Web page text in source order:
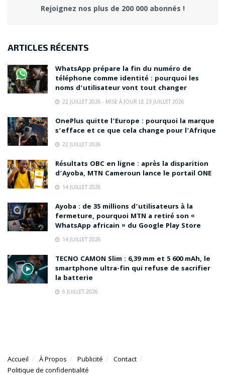
Rejoignez nos plus de 200 000 abonnés !
ARTICLES RÉCENTS
WhatsApp prépare la fin du numéro de
téléphone comme identité : pourquoi les
noms d’utilisateur vont tout changer
22 JUILLET 2026 - MISE À JOUR LE 23 JUILLET 2026
OnePlus quitte l’Europe : pourquoi la marque
s’efface et ce que cela change pour l’Afrique
22 JUILLET 2026
Résultats OBC en ligne : après la disparition
d’Ayoba, MTN Cameroun lance le portail ONE
14 JUILLET 2026
Ayoba : de 35 millions d’utilisateurs à la
fermeture, pourquoi MTN a retiré son «
WhatsApp africain » du Google Play Store
14 JUILLET 2026
TECNO CAMON Slim : 6,39 mm et 5 600 mAh, le
smartphone ultra-fin qui refuse de sacrifier
la batterie
6 JUILLET 2026
Accueil À Propos Publicité
Contact
Politique de confidentialité